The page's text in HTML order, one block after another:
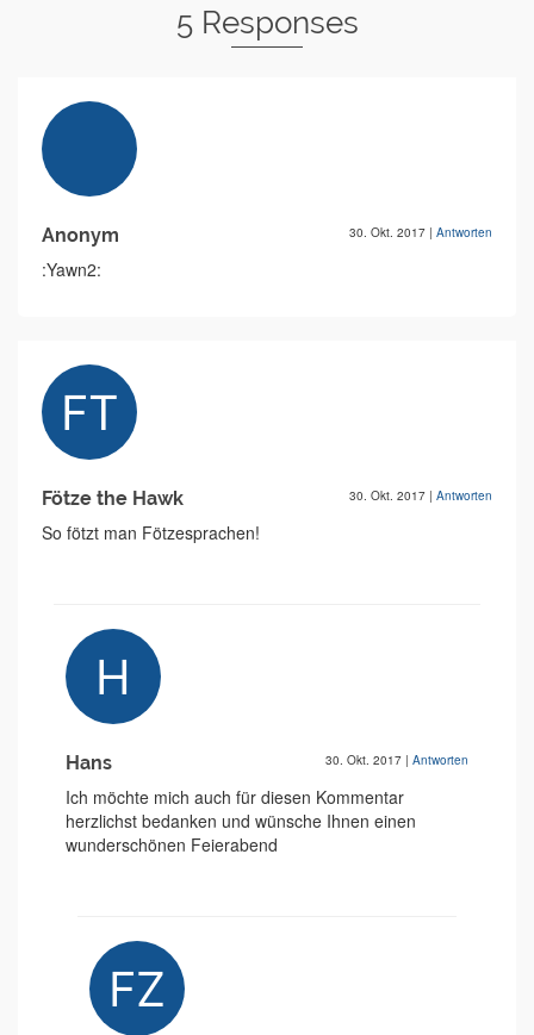
5 Responses
Anonym 30. Okt. 2017 | Antworten
:Yawn2:
Fötze the Hawk 30. Okt. 2017 | Antworten
So fötzt man Fötzesprachen!
Hans 30. Okt. 2017 | Antworten
Ich möchte mich auch für diesen Kommentar
herzlichst bedanken und wünsche Ihnen einen
wunderschönen Feierabend